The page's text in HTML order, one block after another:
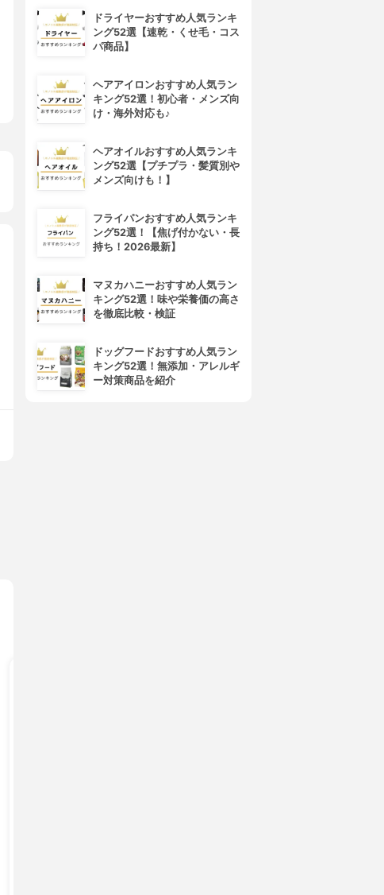
ドライヤーおすすめ人気ランキ
ング52選【速乾・くせ毛・コス
パ商品】
ヘアアイロンおすすめ人気ラン
キング52選！初心者・メンズ向
け・海外対応も♪
ヘアオイルおすすめ人気ランキ
ング52選【プチプラ・髪質別や
メンズ向けも！】
フライパンおすすめ人気ランキ
ング52選！【焦げ付かない・長
持ち！2026最新】
マヌカハニーおすすめ人気ラン
キング52選！味や栄養価の高さ
を徹底比較・検証
ドッグフードおすすめ人気ラン
キング52選！無添加・アレルギ
ー対策商品を紹介